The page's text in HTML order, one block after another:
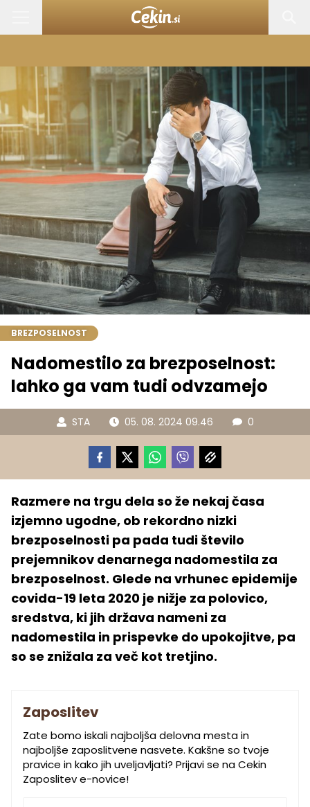
BREZPOSELNOST
Nadomestilo za brezposelnost:
lahko ga vam tudi odvzamejo
STA 05. 08. 2024 09.46 0
Razmere na trgu dela so že nekaj časa
izjemno ugodne, ob rekordno nizki
brezposelnosti pa pada tudi število
prejemnikov denarnega nadomestila za
brezposelnost. Glede na vrhunec epidemije
covida-19 leta 2020 je nižje za polovico,
sredstva, ki jih država nameni za
nadomestila in prispevke do upokojitve, pa
so se znižala za več kot tretjino.
Zaposlitev
Zate bomo iskali najboljša delovna mesta in
najboljše zaposlitvene nasvete. Kakšne so tvoje
pravice in kako jih uveljavljati? Prijavi se na Cekin
Zaposlitev e-novice!